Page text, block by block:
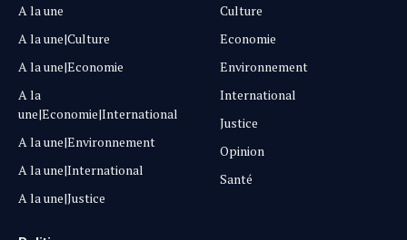
A la une
A la une|Culture
A la une|Economie
A la
une|Economie|International
A la une|Environnement
A la une|International
A la une|Justice
Culture
Economie
Environnement
International
Justice
Opinion
Santé